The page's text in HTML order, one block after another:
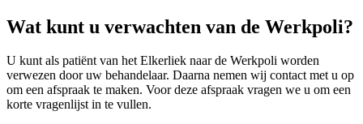
Wat kunt u verwachten van de Werkpoli?
U kunt als patiënt van het Elkerliek naar de Werkpoli worden
verwezen door uw behandelaar. Daarna nemen wij contact met u op
om een afspraak te maken. Voor deze afspraak vragen we u om een
korte vragenlijst in te vullen.